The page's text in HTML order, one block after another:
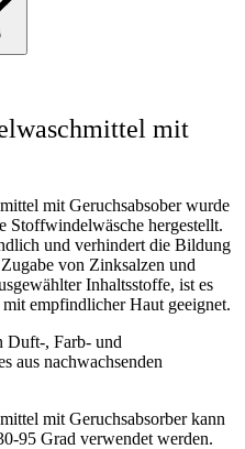
mit
mit Geruchsabsober wurde
hergestellt.
und verhindert die Bildung
von Zinksalzen und
Inhaltsstoffe, ist es
empfindlicher Haut geeignet.
Duft-, Farb- und
aus nachwachsenden
mit Geruchsabsorber kann
95 Grad verwendet werden.